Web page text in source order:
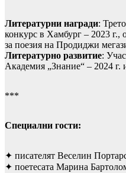
Литературни награди:
конкурс в Хамбург – 2023 г.,
за поезия на Продиджи
Литературно развитие:
Академия „Знание“ – 2024 г.
***
Специални гости:
✦ писателят Веселин
✦ поетесата Марина